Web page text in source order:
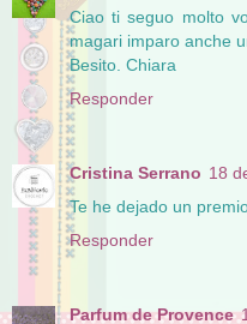
Ciao ti seguo molto
magari imparo anche
Besito. Chiara
Responder
Cristina Serrano 18
Te he dejado un
Responder
Parfum de Provence